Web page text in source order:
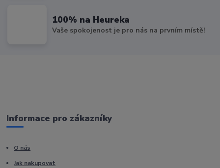
100% na Heureka
Vaše spokojenost je pro nás na prvním místě!
Informace pro zákazníky
O nás
Jak nakupovat